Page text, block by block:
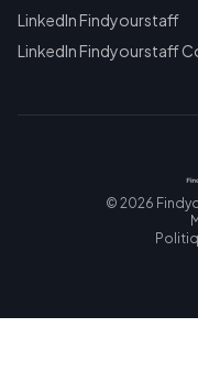
LinkedIn Findyourstaff
LinkedIn Findyourstaff
© 2026